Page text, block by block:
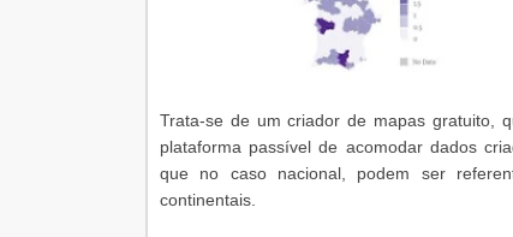
Trata-se de um criador de mapas gratuito,
plataforma passível de acomodar dados
que no caso nacional, podem ser
continentais.